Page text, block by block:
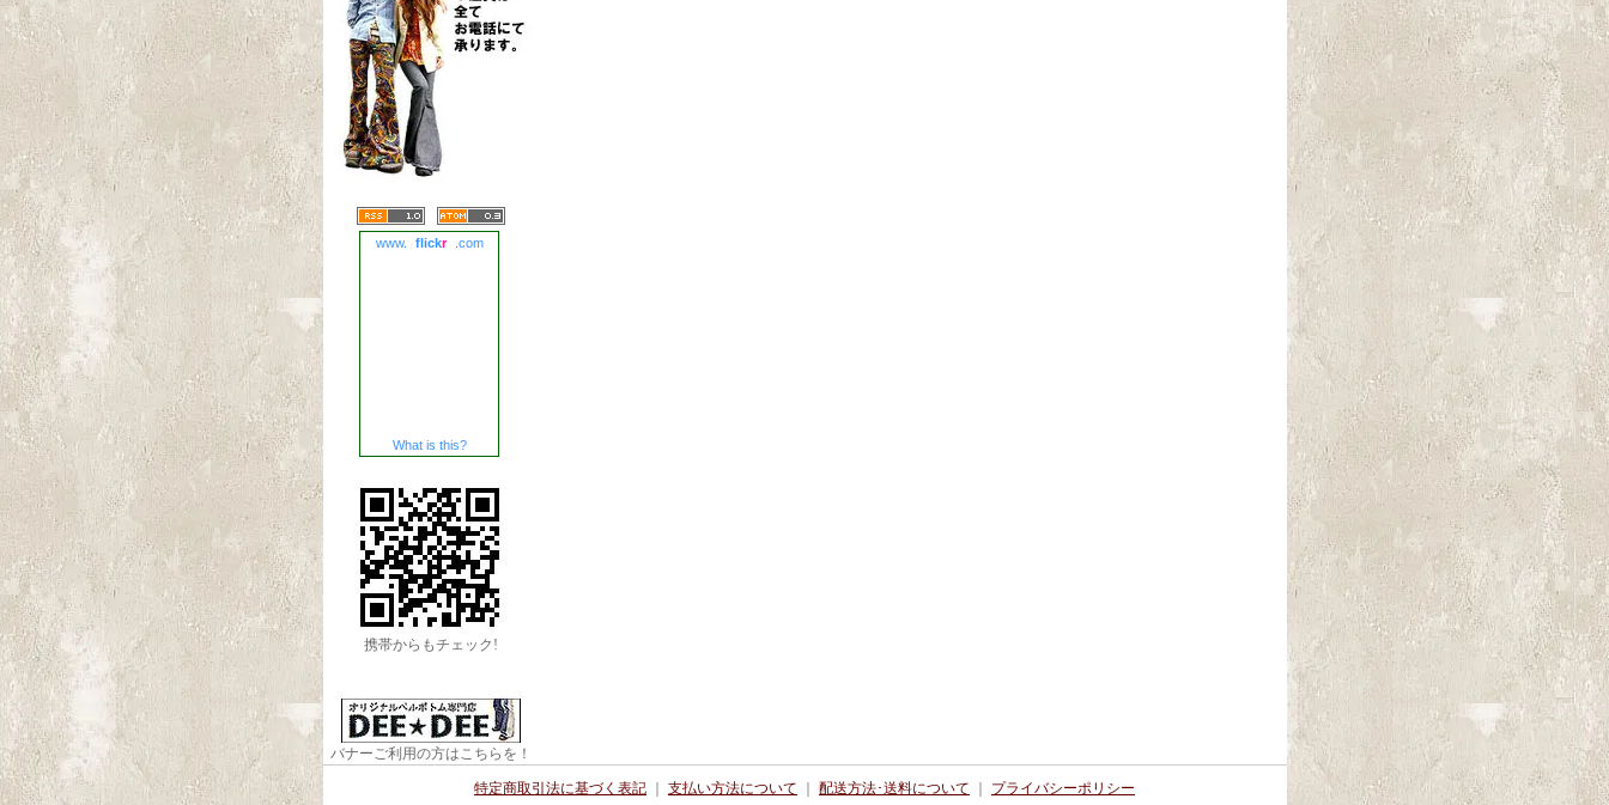
www. flickr .com
What is this?
携帯からもチェック!
バナーご利用の方はこちらを！
特定商取引法に基づく表記 支払い方法について 配送方法･送料について プライバシーポリシー